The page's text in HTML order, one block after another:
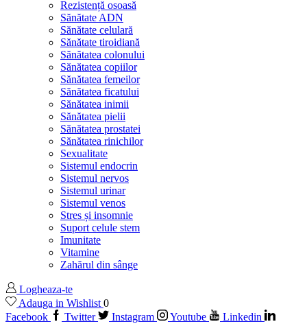
Rezistență osoasă
Sănătate ADN
Sănătate celulară
Sănătate tiroidiană
Sănătatea colonului
Sănătatea copiilor
Sănătatea femeilor
Sănătatea ficatului
Sănătatea inimii
Sănătatea pielii
Sănătatea prostatei
Sănătatea rinichilor
Sexualitate
Sistemul endocrin
Sistemul nervos
Sistemul urinar
Sistemul venos
Stres și insomnie
Suport celule stem
Imunitate
Vitamine
Zahărul din sânge
Logheaza-te
Adauga in Wishlist 0
Facebook
Twitter Instagram Youtube Linkedin